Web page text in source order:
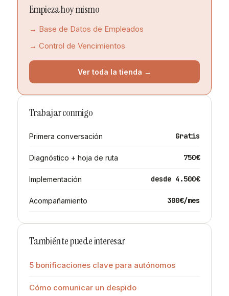
Empieza hoy mismo
→ Base de Datos de Empleados
→ Control de Vencimientos
Ver toda la tienda →
Trabajar conmigo
Primera conversación Gratis
Diagnóstico + hoja de ruta 750€
Implementación desde 4.500€
Acompañamiento 300€/mes
También te puede interesar
5 bonificaciones clave para autónomos
Cómo comunicar un despido